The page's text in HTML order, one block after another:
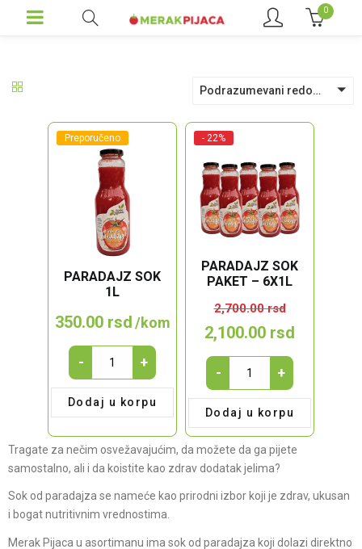
0
Podrazumevani redosled
Preporučeno
PARADAJZ SOK
1L
350.00 rsd/kom
Paradajz
sok
1l
quantity
- +
Dodaj u korpu
- 22%
PARADAJZ SOK
PAKET – 6X1L
2,700.00rsd
Originalna
cena
je
bila:
2,700.00 RSD.
2,100.00 rsd
PARADAJZ
SOK
PAKET
-
6x1l
quantity
- +
Dodaj u korpu
Tragate za nečim osvežavajućim, da možete da ga pijete
samostalno, ali i da koistite kao zdrav dodatak jelima?
Sok od paradajza se nameće kao prirodni izbor koji je zdrav, ukusan
i bogat nutritivnim vrednostima.
Merak Pijaca u asortimanu ima sok od paradajza koji dolazi direktno